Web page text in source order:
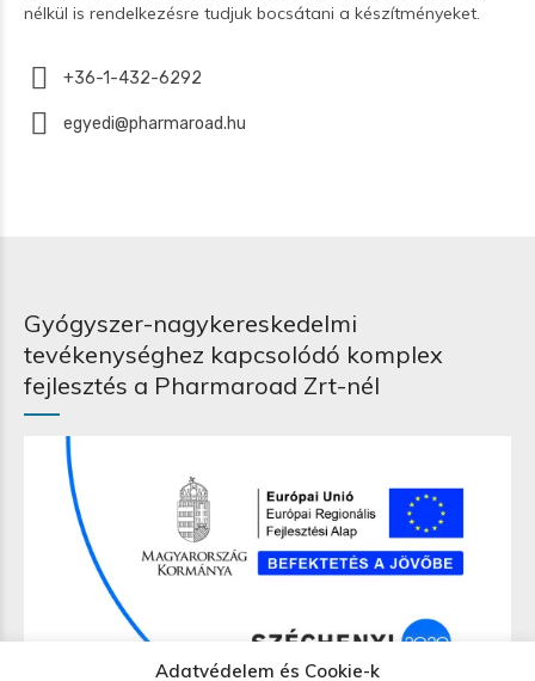
nélkül is rendelkezésre tudjuk bocsátani a készítményeket.
+36-1-432-6292
egyedi@pharmaroad.hu
Gyógyszer-nagykereskedelmi
tevékenységhez kapcsolódó komplex
fejlesztés a Pharmaroad Zrt-nél
Adatvédelem és Cookie-k